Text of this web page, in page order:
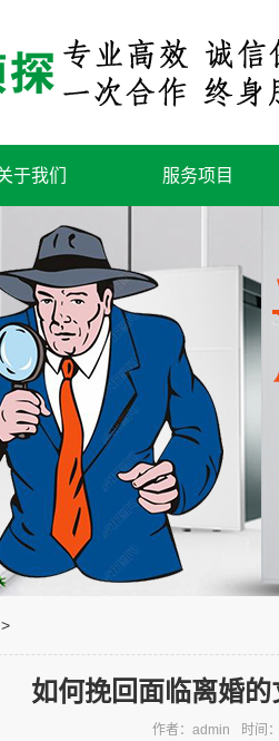
于我们 服务项目
>
如何挽回面临离婚
作者：admin 时间